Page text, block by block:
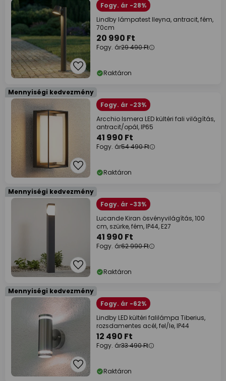
Fogy. ár -28%
Lindby lámpatest Ileyna, antracit, fém,
70cm
20 990 Ft
Fogy. ár29 490 Ft
Raktáron
Mennyiségi kedvezmény
Fogy. ár -23%
Arcchio Ismera LED kültéri fali világítás,
antracit/opál, IP65
41 990 Ft
Fogy. ár54 490 Ft
Raktáron
Mennyiségi kedvezmény
Fogy. ár -33%
Lucande Kiran ösvényvilágítás, 100
cm, szürke, fém, IP44, E27
41 990 Ft
Fogy. ár62 990 Ft
Raktáron
Mennyiségi kedvezmény
Fogy. ár -62%
Lindby LED kültéri falilámpa Tiberius,
rozsdamentes acél, fel/le, IP44
12 490 Ft
Fogy. ár33 490 Ft
Raktáron